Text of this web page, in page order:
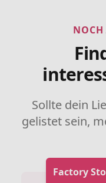
NOCH
Sollte dein
gelistet sein,
Factory